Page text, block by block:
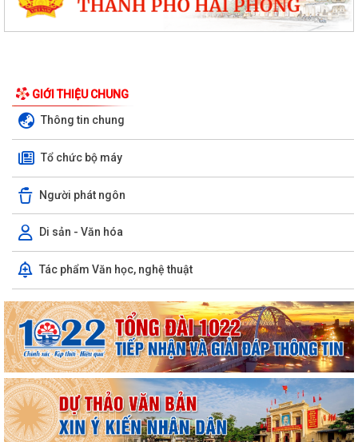
GIỚI THIỆU CHUNG
Thông tin chung
Tổ chức bộ máy
Người phát ngôn
Di sản - Văn hóa
Tác phẩm Văn học, nghệ thuật